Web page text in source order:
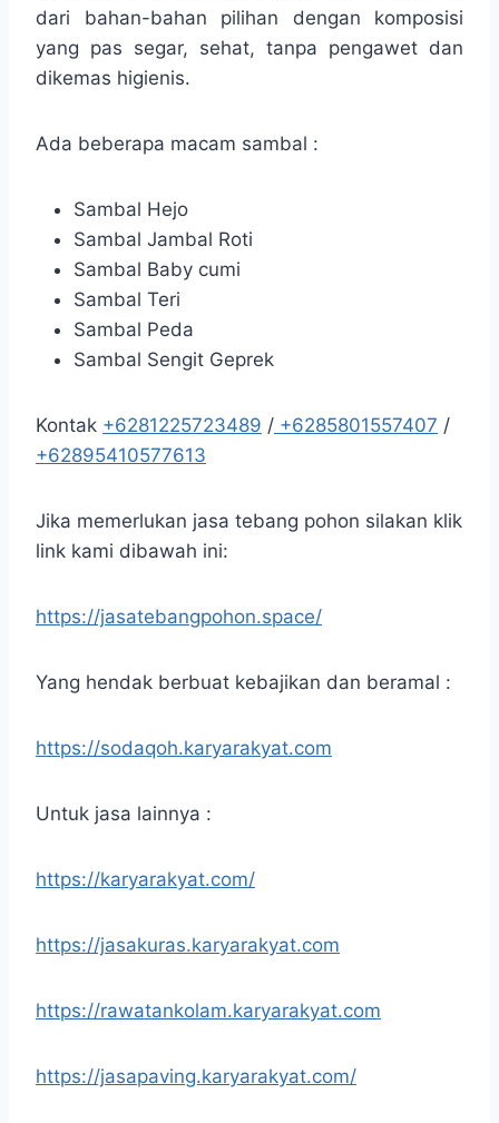
dari bahan-bahan pilihan dengan komposisi
yang pas segar, sehat, tanpa pengawet dan
dikemas higienis.
Ada beberapa macam sambal :
Sambal Hejo
Sambal Jambal Roti
Sambal Baby cumi
Sambal Teri
Sambal Peda
Sambal Sengit Geprek
Kontak +6281225723489 / +6285801557407 /
+62895410577613
Jika memerlukan jasa tebang pohon silakan klik
link kami dibawah ini:
https://jasatebangpohon.space/
Yang hendak berbuat kebajikan dan beramal :
https://sodaqoh.karyarakyat.com
Untuk jasa lainnya :
https://karyarakyat.com/
https://jasakuras.karyarakyat.com
https://rawatankolam.karyarakyat.com
https://jasapaving.karyarakyat.com/